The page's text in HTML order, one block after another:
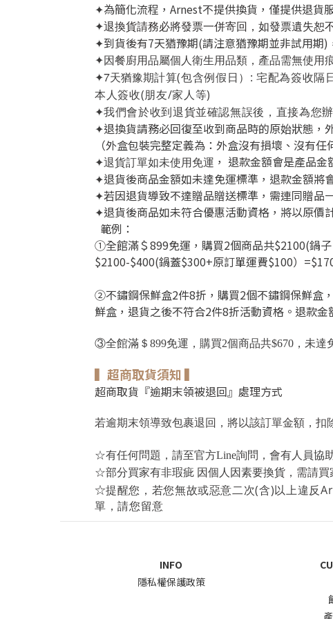
✦為簡化流程，Arnest不提供換貨，僅提供退貨
✦退換貨請務必將發票一併寄回，如發票遺失恕
✦到貨後有7天猶豫期(請注意猶豫期並非試用期
✦因餐廚用品屬個人衛生用品類，產品需無使用
✦7天猶豫期計算(包含例假日） :宅配為簽收隔
本人簽收(朋友/家人等)
✦我們會於收到退貨並確認無誤後，直接為您
✦退換貨請務必回復至收到商品時的原始狀態，
（外盒包裝完整定義為：外盒沒有損壞、沒有任
✦退貨訂單如未使用免運 ， 退款金額會是產品金
✦退貨後商品金額如未達免運標準，退款金額將
✦若因退貨導致不達贈品贈送標準 ，需連同贈品
✦退貨後商品如未符合優惠活動資格，將以原價
範例：
①全館滿＄899免運，購買2個商品共$2100(鍋
$2100-$400(鍋蓋$300+原訂單運費$100）
②不鏽鋼保鮮盒2件8折，購買2個不鏽鋼保鮮盒
鮮盒， 退貨之後不符合2件8折活動資格。 退款金
③全館滿＄899免運，購買2個商品共$670 ，未達
▍超商取貨須知 ▍
超商取貨『逾期末領被退回』處理方式
若逾期末領導致包裹退回，將以該訂單金額，扣
☆有任何問題，請至官方Line詢問，會有人員協
☆部分買家有非瑕疵 因個人因素要換貨 ，需請
☆提醒您，若您無故或惡意二次(含)以上違反
單，請您留意
INFO
隱私權保護政策